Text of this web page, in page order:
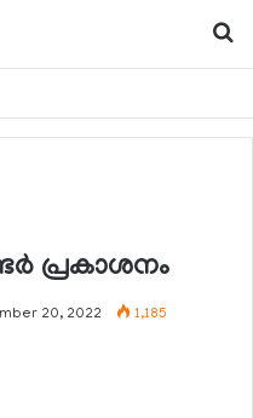
പ്രകാശനം
20, 2022 1,185